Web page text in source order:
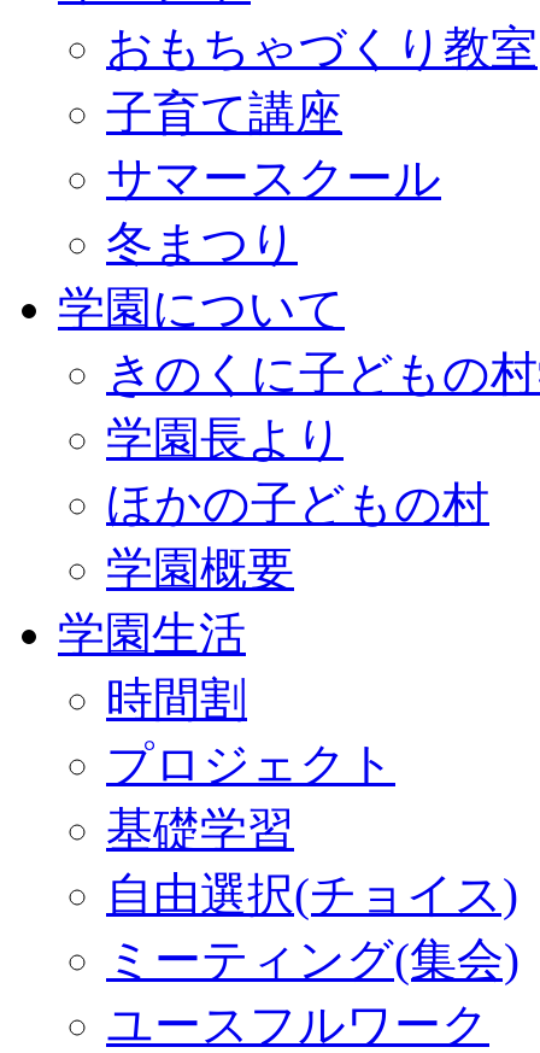
おもちゃづくり教室
子育て講座
サマースクール
冬まつり
学園について
きのくに子どもの
学園長より
ほかの子どもの村
学園概要
学園生活
時間割
プロジェクト
基礎学習
自由選択(チョイス)
ミーティング(集会)
ユースフルワーク